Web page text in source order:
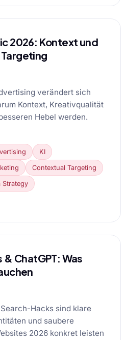
2026: Kontext und
verändert sich
Kontext, Kreativqualität
Hebel werden.
KI
Contextual Targeting
Strategy
ChatGPT: Was
Hacks sind klare
und saubere
2026 konkret leisten